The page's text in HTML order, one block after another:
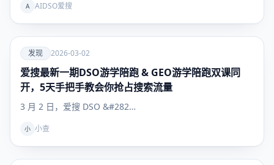
A AIDSO爱搜
爱
发现
发现 2026-03-02
爱搜最新一期DSO游学陪跑 & GEO游学陪跑双课同
开，5天手把手教会你抢占搜索流量
3 月 2 日，爱搜 DSO &#282…
小 小查